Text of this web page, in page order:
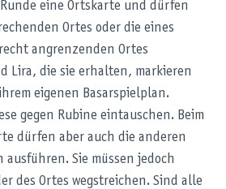
eine Ortskarte und dürfen
Ortes oder die eines
angrenzenden Ortes
Lira, die sie erhalten, markieren
eigenen Basarspielplan.
gegen Rubine eintauschen. Beim
dürfen aber auch die anderen
ausführen. Sie müssen jedoch
des Ortes wegstreichen. Sind alle